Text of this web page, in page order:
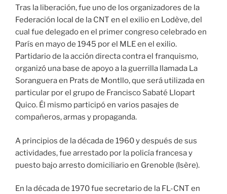
Tras la liberación, fue uno de los organizadores de la
Federación local de la CNT en el exilio en Lodève, del
cual fue delegado en el primer congreso celebrado en
París en mayo de 1945 por el MLE en el exilio.
Partidario de la acción directa contra el franquismo,
organizó una base de apoyo a la guerrilla llamada La
Soranguera en Prats de Montllo, que será utilizada en
particular por el grupo de Francisco Sabaté Llopart
Quico. Él mismo participó en varios pasajes de
compañeros, armas y propaganda.
A principios de la década de 1960 y después de sus
actividades, fue arrestado por la policía francesa y
puesto bajo arresto domiciliario en Grenoble (Isère).
En la década de 1970 fue secretario de la FL-CNT en